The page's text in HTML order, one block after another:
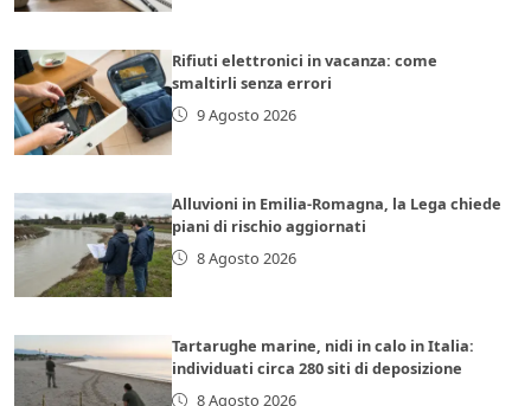
Rifiuti elettronici in vacanza: come
smaltirli senza errori
9 Agosto 2026
Alluvioni in Emilia-Romagna, la Lega chiede
piani di rischio aggiornati
8 Agosto 2026
Tartarughe marine, nidi in calo in Italia:
individuati circa 280 siti di deposizione
8 Agosto 2026